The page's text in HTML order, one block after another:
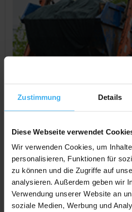
Zustimmung Details
Diese Webseite verwendet
Wir verwenden Cookies, um
personalisieren, Funktionen für
zu können und die Zugriffe auf
analysieren. Außerdem geben wir
Verwendung unserer Website an
soziale Medien, Werbung und
CONTAINERDIENST
Friedhelm Wagner
Noch keine Bewertung
Laaspher Weg 5, 35236